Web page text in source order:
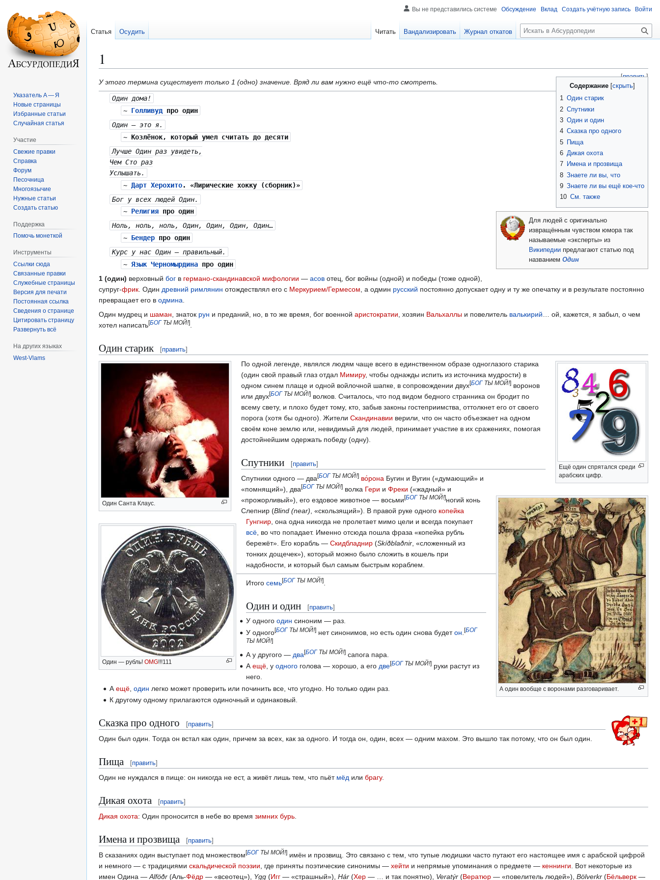
1
[править]
Перейти
к
навигации
Перейти
к
поиску
Содержание
1 Один старик
2 Спутники
3 Один и один
4 Сказка про одного
5 Пища
6 Дикая охота
7 Имена и прозвища
8 Знаете ли вы, что
9 Знаете ли вы ещё кое-что
10 См. также
Для людей с оригинально
извращённым чувством юмора так
называемые «эксперты» из
Википедии предлагают статью под
названием Один
У этого термина существует только 1 (одно) значение. Вряд ли вам нужно ещё что-то смотреть.
Один дома!
~ Голливудпро один
Один — это я.
~ Козлёнок, который умел считать до десяти
Лучше Один раз увидеть,
Чем Сто раз
Услышать.
~ Дарт Херохито. «Лирические хокку (сборник)»
Бог у всех людей Один.
~ Религияпро один
Ноль, ноль, ноль, Один, Один, Один, Один…
~ Бендерпро один
Курс у нас Один — правильный.
~ Язык Черномырдинапро один
1 (один) верховный бог в германо-скандинавской мифологии — асов отец, бог войны (одной) и победы (тоже одной),
супруг-фрик . Один древний римлянин отождествлял его с Меркурием/Гермесом , а одмин русский постоянно допускает одну и ту же опечатку и в результате постоянно
превращает его в одмина
Один мудрец и шаман , знаток рун и преданий, но, в то же время, бог военной аристократии , хозяин Вальхаллы и повелитель валькирий … ой, кажется, я забыл, о чем
хотел написать[БОГТЫ МОЙ!]
Один старик [править]
Один Санта Клаус.
Ещё один спрятался среди
арабских цифр.
А один вообще с воронами разговаривает.
По одной легенде, являлся людям чаще всего в единственном образе одноглазого старика
(один свой правый глаз отдал Мимиру, чтобы однажды испить из источника мудрости) в
одном синем плаще и одной войлочной шапке, в сопровождении двух[БОГТЫ МОЙ!]воронов
или двух[БОГТЫ МОЙ!]волков. Считалось, что под видом бедного странника он бродит по
всему свету, и плохо будет тому, кто, забыв законы гостеприимства, оттолкнет его от своего
порога (хотя бы одного). Жители Скандинавии верили, что он часто объезжает на одном
своём коне землю или, невидимый для людей, принимает участие в их сражениях, помогая
достойнейшим одержать победу (одну).
Спутники [править]
Один — рубль! OMG!!!111
Спутники одного — два [БОГТЫ МОЙ!] во́рона Бугин и Вугин («думающий» и
«помнящий»), два [БОГТЫ МОЙ!]волка Гери и Фреки («жадный» и
«прожорливый»), его ездовое животное — восьми [БОГТЫ МОЙ!]ногий конь
Слепнир (Blind (near) , «скользящий»). В правой руке одного копейка
Гунгнир, она одна никогда не пролетает мимо цели и всегда покупает
всё, во что попадает. Именно отсюда пошла фраза «копейка рубль
бережёт». Его корабль — Скидбладнир(Skíðblaðnir, «сложенный из
тонких дощечек»), который можно было сложить в кошель при
надобности, и который был самым быстрым кораблем.
Итого семь[БОГТЫ МОЙ!].
Один и один [править]
У одного один синоним — раз.
У одного[БОГТЫ МОЙ!]нет синонимов, но есть один снова будетон [БОГ
ТЫ МОЙ!]
А у другого — два [БОГТЫ МОЙ!]сапога пара.
Аещё, у одногоголова — хорошо, а его две[БОГТЫ МОЙ!]руки растут из
него.
Аещё ,один легко может проверить или починить все, что угодно. Но только один раз.
К другому одному прилагаются одиночный и одинаковый.
Сказка про одного [править]
Один был один. Тогда он встал как один, причем за всех, как за одного. И тогда он, один, всех — одним махом. Это вышло так потому, что он был один.
Пища [править]
Один не нуждался в пище: он никогда не ест, а живёт лишь тем, что пьёт мёд или брагу.
Дикая охота [править]
Дикая охота: Один проносится в небе во время зимних бурь.
Имена и прозвища [править]
В сказаниях один выступает под множеством [БОГТЫ МОЙ!] имён и прозвищ. Это связано с тем, что тупые людишки часто путают его настоящее имя с арабской цифрой
и немного — с традициями скальдической поэзии, где приняты поэтические синонимы — хейти и непрямые упоминания о предмете — кеннинги. Вот некоторые из
имен Одина —Alföðr (Аль-Фёдр — «всеотец»), Ygg (Игг — «страшный»), Hár (Хер — … и так понятно), Veratýr (Вератюр — «повелитель людей»), Bölverkr (Бёльверк —
Вы не представились системе Обсуждение Вклад Создать учётную запись Войти
Статья Осудить Читать Вандализировать Журнал откатов
П
о
к
Указатель А — Я
Новые страницы
Избранные статьи
Случайная статья
Участие
Свежие правки
Справка
Форум
Песочница
Многоязычие
Нужные статьи
Создать статью
Поддержка
Помочь монеткой
Инструменты
Ссылки сюда
Связанные правки
Служебные страницы
Версия для печати
Постоянная ссылка
Сведения о странице
Цитировать страницу
Развернуть всё
На других языках
West-Vlams